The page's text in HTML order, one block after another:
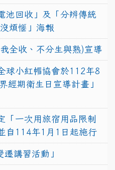
池回收」及「分辨傳統
煩惱」海報
全收、不分生與熟)宣導
球小紅帽協會於112年8
經期衛生日宣導計畫」
「一次用旅宿用品限制
自114年1月1日起施行
遷講習活動」